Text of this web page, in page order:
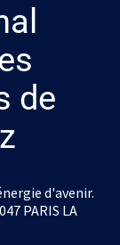
de
d'avenir.
PARIS LA